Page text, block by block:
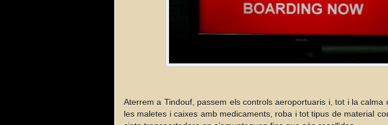
Aterrem a Tindouf, passem els controls aeroportuaris i, tot i la calma
les maletes i caixes amb medicaments, roba i tot tipus de material